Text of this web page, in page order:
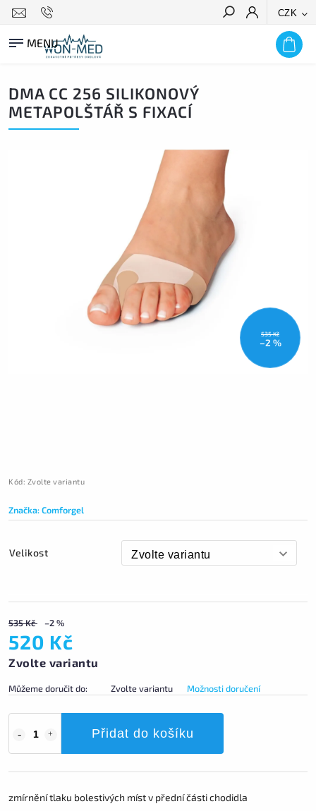
CZK
HLEDAT
DMA CC 256 SILIKONOVÝ
METAPOLŠTÁŘ S FIXACÍ
535 Kč
–2 %
Kód: Zvolte variantu
Značka:Comforgel
Velikost
535 Kč –2 %
520 Kč
Zvolte variantu
Můžeme doručit do: Zvolte variantu Možnosti doručení
Přidat do košíku
zmírnění tlaku bolestivých míst v přední části chodidla